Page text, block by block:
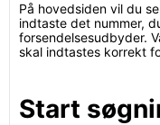
På hovedsiden vil du
indtaste det nummer,
forsendelsesudbyder.
skal indtastes korrekt
Start